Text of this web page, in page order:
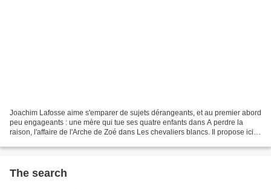
Joachim Lafosse aime s'emparer de sujets dérangeants, et au premier abord
peu engageants : une mère qui tue ses quatre enfants dans A perdre la
raison, l'affaire de l'Arche de Zoé dans Les chevaliers blancs. Il propose ici
The search